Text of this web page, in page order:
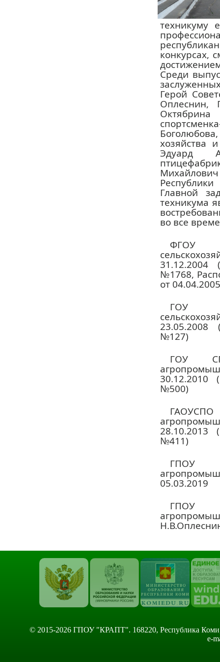
техникуму
конкурсах,
Среди
Герой
Оплеснин,
хозяйства
Эдуард
Главной
техникума
во все
ФГОУ
31.12.2004
№1768,
от
ГОУ
23.05.2008
№127)
ГОУ
30.12.2010
№500)
28.10.2013
№411)
ГПОУ
05.03.2019
ГПОУ
© 2015-2026 ГПОУ "КРАПТ". 168220, Республика Коми,
e-